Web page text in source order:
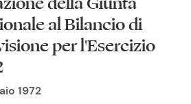
al Bilancio di
per l'Esercizio
1972